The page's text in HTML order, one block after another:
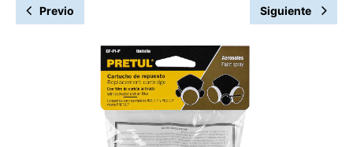
Previo Siguiente